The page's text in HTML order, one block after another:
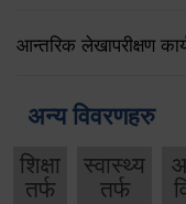
आन्तरिक लेखापरीक्षण
अन्य विवरणहरु
शिक्षा
तर्फ
स्वास्थ्य
तर्फ